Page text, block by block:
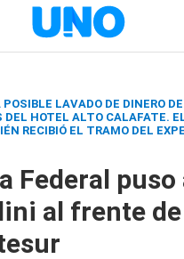
LAVADO DE DINERO
DEL HOTEL ALTO CALAFATE.
RECIBIÓ EL TRAMO DEL
Federal puso
al frente